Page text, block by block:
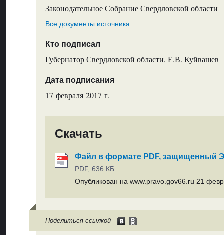
Законодательное Собрание Свердловской области
Все документы источника
Кто подписал
Губернатор Свердловской области, Е.В. Куйвашев
Дата подписания
17 февраля 2017 г.
Скачать
Файл в формате PDF, защищенный
PDF, 636 КБ
Опубликован на www.pravo.gov66.ru 21
Поделиться ссылкой